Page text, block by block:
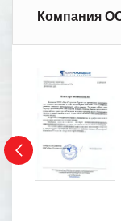
Компания